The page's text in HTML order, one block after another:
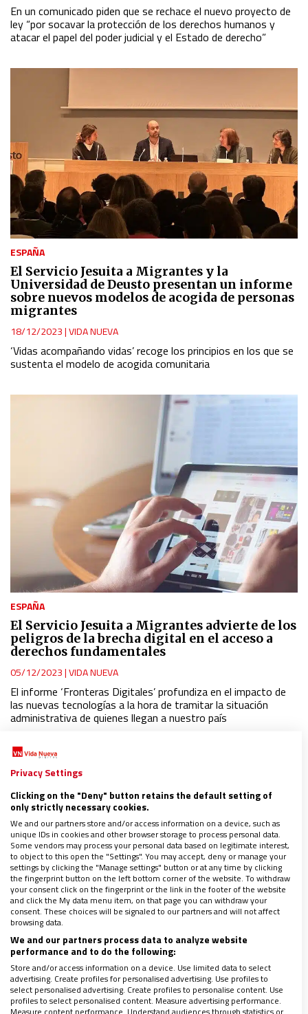
En un comunicado piden que se rechace el nuevo proyecto de
ley “por socavar la protección de los derechos humanos y
atacar el papel del poder judicial y el Estado de derecho”
ESPAÑA
El Servicio Jesuita a Migrantes y la
Universidad de Deusto presentan un informe
sobre nuevos modelos de acogida de personas
migrantes
18/12/2023|VIDA NUEVA
‘Vidas acompañando vidas’ recoge los principios en los que se
sustenta el modelo de acogida comunitaria
ESPAÑA
El Servicio Jesuita a Migrantes advierte de los
peligros de la brecha digital en el acceso a
derechos fundamentales
05/12/2023|VIDA NUEVA
El informe ‘Fronteras Digitales’ profundiza en el impacto de
las nuevas tecnologías a la hora de tramitar la situación
administrativa de quienes llegan a nuestro país
ESPAÑA
Los jesuitas ponen la tecnología al servicio
del desarrollo social
Privacy Settings
Clicking on the "Deny" button retains the default setting of
only strictly necessary cookies.
We and our partners store and/or access information on a device, such as
unique IDs in cookies and other browser storage to process personal data.
Some vendors may process your personal data based on legitimate interest,
to object to this open the "Settings". You may accept, deny or manage your
settings by clicking the "Manage settings" button or at any time by clicking
the fingerprint button on the left bottom corner of the website. To withdraw
your consent click on the fingerprint or the link in the footer of the website
and click the My data menu item, on that page you can withdraw your
consent. These choices will be signaled to our partners and will not affect
browsing data.
We and our partners process data to analyze website
performance and to do the following:
Store and/or access information on a device. Use limited data to select
advertising. Create profiles for personalised advertising. Use profiles to
select personalised advertising. Create profiles to personalise content. Use
profiles to select personalised content. Measure advertising performance.
Measure content performance. Understand audiences through statistics or